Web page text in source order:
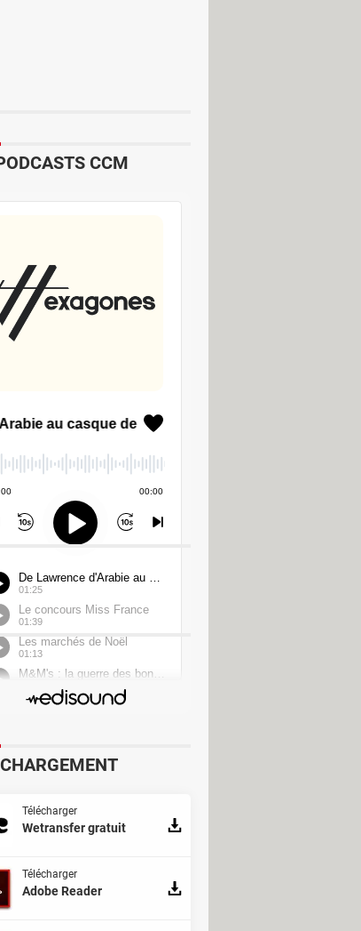
en ligne moderne et
& Langues
PAO & Publication
CCM
Télécharger
Wetransfer gratuit
Télécharger
Adobe Reader